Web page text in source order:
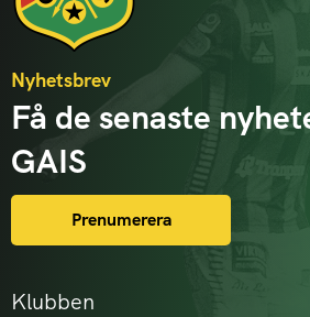
Klubben
Nyhetsbrev
Få de senaste
GAIS
Prenumerera